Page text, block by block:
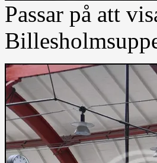
Passar på att